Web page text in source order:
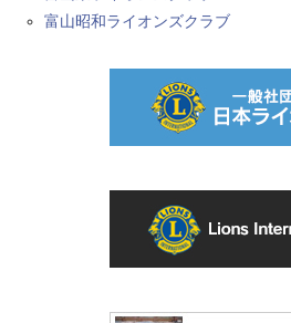
富山昭和ライオンズクラブ